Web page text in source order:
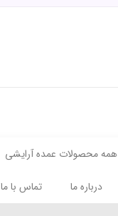
همه محصولات عمده آرایشی
درباره ما تماس با ما